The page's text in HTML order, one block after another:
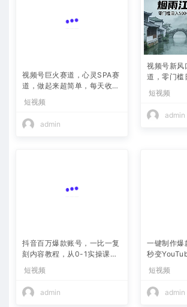
视频号巨火赛道，心灵SPA赛
道，做起来超简单，每天收益
800+
短视频
admin
视频号新风
道，零门
短视频
admin
抖音百万爆款账号，一比一复
刻内容教程，从0-1实操课，
小白也能学会，复制爆款，月
入10w+
短视频
admin
一键制作爆
秒变
式教程
短视频
admin